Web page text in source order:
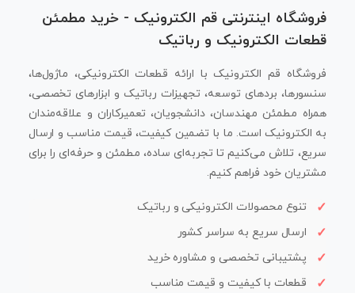
فروشگاه اینترنتی قم الکترونیک - خرید مطمئن
قطعات الکترونیک و رباتیک
فروشگاه قم الکترونیک با ارائه قطعات الکترونیکی، ماژول‌ها،
سنسورها، بردهای توسعه، تجهیزات رباتیک و ابزارهای تخصصی،
همراه مطمئن مهندسان، دانشجویان، تعمیرکاران و علاقه‌مندان
به الکترونیک است. ما با تضمین کیفیت، قیمت مناسب و ارسال
سریع، تلاش می‌کنیم تا تجربه‌ای ساده، مطمئن و حرفه‌ای را برای
مشتریان خود فراهم کنیم.
تنوع محصولات الکترونیکی و رباتیک
ارسال سریع به سراسر کشور
پشتیبانی تخصصی و مشاوره خرید
قطعات با کیفیت و قیمت مناسب